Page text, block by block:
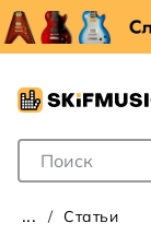
Поле для
Статьи